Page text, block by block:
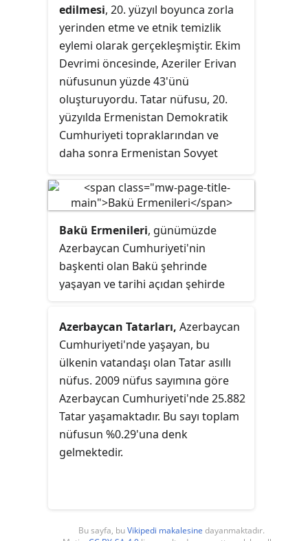
edilmesi, 20. yüzyıl boyunca zorla
yerinden etme ve etnik temizlik
eylemi olarak gerçekleşmiştir. Ekim
Devrimi öncesinde, Azeriler Erivan
nüfusunun yüzde 43'ünü
oluşturuyordu. Tatar nüfusu, 20.
yüzyılda Ermenistan Demokratik
Cumhuriyeti topraklarından ve
daha sonra Ermenistan Sovyet
kez zorla göç sürecine katıldı.
Stalin'in politikaları altında, 1948'de
Ermenistan Sovyet Sosyalist
Cumhuriyeti'nden yaklaşık 100.000
Azeri sınır dışı edildi. Onların evleri
daha sonra Sovyetler Birliği'ne yurt
Bakü Ermenileri, günümüzde
Azerbaycan Cumhuriyeti'nin
başkenti olan Bakü şehrinde
yaşayan ve tarihi açıdan şehirde
Ermenileri ifade eder. Ermenilerin
nüfusu şehirde 19. yüzyıl civarında
Bakü'nün Rus İmparatorluğu'na
katılması ve petrol endüstrisi
açısından merkez haline gelmesi
sonucunda artmaya başlamıştır.
Rus Devrimi'ne rağmen şehirde 20.
yüzyıl boyunca da kentte pek çok
Ermeni yaşamış olup, 1988 ile 1990
250.000 olarak tahmin ettiği Ermeni
Azerbaycan Tatarları, Azerbaycan
Cumhuriyeti'nde yaşayan, bu
ülkenin vatandaşı olan Tatar asıllı
nüfus. 2009 nüfus sayımına göre
Azerbaycan Cumhuriyeti'nde 25.882
Tatar yaşamaktadır. Bu sayı toplam
nüfusun %0.29'una denk
gelmektedir.
Bu sayfa, buVikipedi makalesine dayanmaktadır.